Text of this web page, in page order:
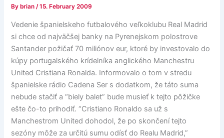
By brian/15. February 2009
Vedenie španielskeho futbalového veľkoklubu Real Madrid
si chce od najväčšej banky na Pyrenejskom polostrove
Santander požičať 70 miliónov eur, ktoré by investovalo do
kúpy portugalského krídelníka anglického Manchestru
United Cristiana Ronalda. Informovalo o tom v stredu
španielske rádio Cadena Ser s dodatkom, že táto suma
nebude stačiť a “biely balet” bude musieť k tejto pôžičke
ešte čo-to prihodiť. “Cristiano Ronaldo sa už s
Manchestrom United dohodol, že po skončení tejto
sezóny môže za určitú sumu odísť do Realu Madrid,”